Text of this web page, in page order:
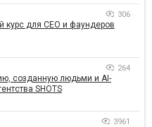
306
курс для CEO и фаундеров
264
созданную людьми и AI-
SHOTS
3961